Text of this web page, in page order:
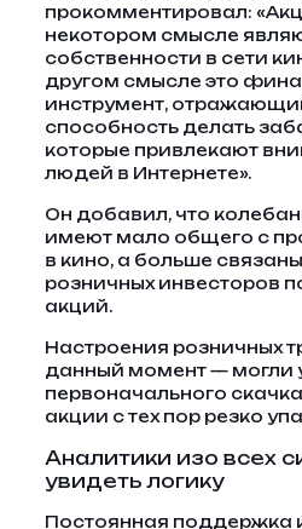
прокомментировал:
некотором смысле
собственности в сети
другом смысле это
инструмент,
способность делать
которые привлекают
людей в Интернете».
Он добавил, что
имеют мало общего с
в кино, а больше
розничных инвесторов
акций.
Настроения розничных
данный момент — могли
первоначального
акции с тех пор резко
Аналитики изо всех
увидеть логику
Постоянная поддержка